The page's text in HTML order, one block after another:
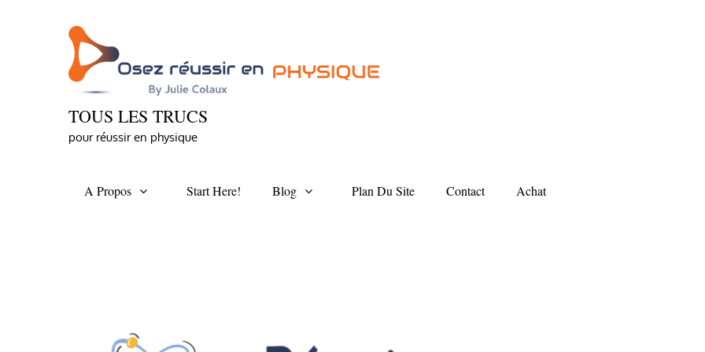
TOUS LES TRUCS
pour réussir en physique
A Propos Start Here! Blog Plan Du Site Contact Achat